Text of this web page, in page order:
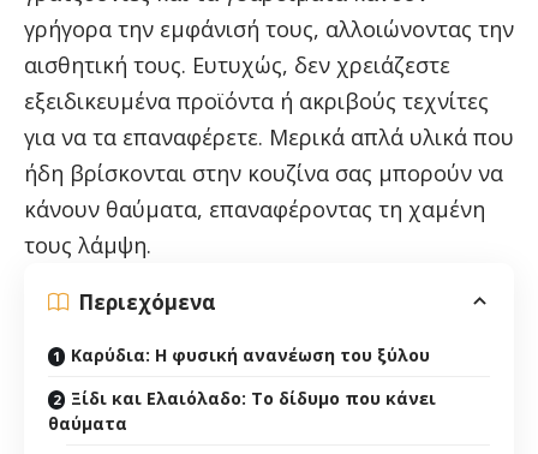
γρήγορα την εμφάνισή τους, αλλοιώνοντας την
αισθητική τους. Ευτυχώς, δεν χρειάζεστε
εξειδικευμένα προϊόντα ή ακριβούς τεχνίτες
για να τα επαναφέρετε. Μερικά απλά υλικά που
ήδη βρίσκονται στην κουζίνα σας μπορούν να
κάνουν θαύματα, επαναφέροντας τη χαμένη
τους λάμψη.
Περιεχόμενα
Καρύδια: Η φυσική ανανέωση του ξύλου
Ξίδι και Ελαιόλαδο: Το δίδυμο που κάνει
θαύματα